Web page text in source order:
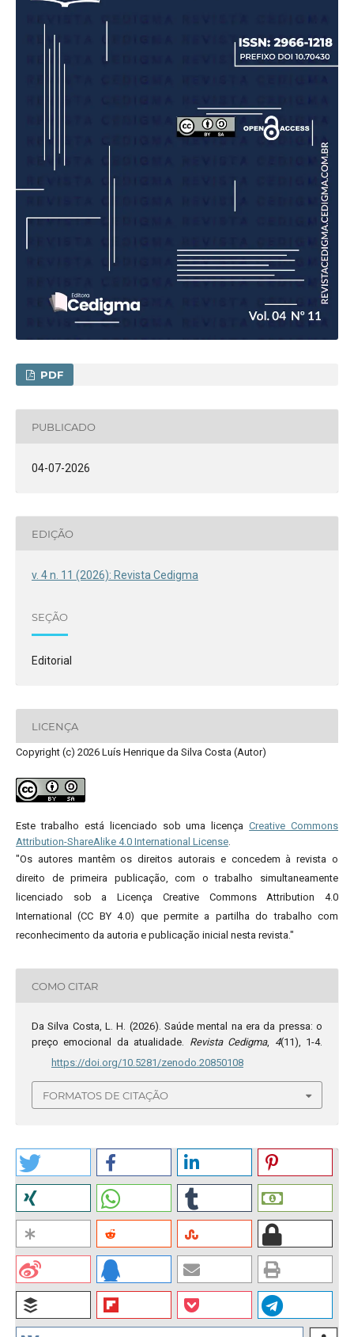
PDF
PUBLICADO
04-07-2026
EDIÇÃO
v. 4 n. 11 (2026): Revista Cedigma
SEÇÃO
Editorial
LICENÇA
Copyright (c) 2026 Luís Henrique da Silva Costa (Autor)
Este trabalho está licenciado sob uma licençaCreative Commons
Attribution-ShareAlike 4.0 International License.
"Os autores mantêm os direitos autorais e concedem à revista o
direito de primeira publicação, com o trabalho simultaneamente
licenciado sob a Licença Creative Commons Attribution 4.0
International (CC BY 4.0) que permite a partilha do trabalho com
reconhecimento da autoria e publicação inicial nesta revista."
COMO CITAR
Da Silva Costa, L. H. (2026). Saúde mental na era da pressa: o
preço emocional da atualidade. Revista Cedigma, 4(11), 1-4.
https://doi.org/10.5281/zenodo.20850108
FORMATOS DE CITAÇÃO